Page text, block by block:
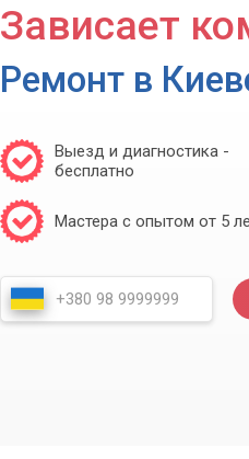
Зависает
Ремонт в
Выезд и диагностика -
бесплатно
Мастера с опытом от 5